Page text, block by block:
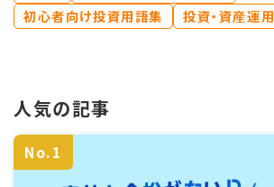
初心者向け投資用語集
投資・資産運用
人気の記事
No.1